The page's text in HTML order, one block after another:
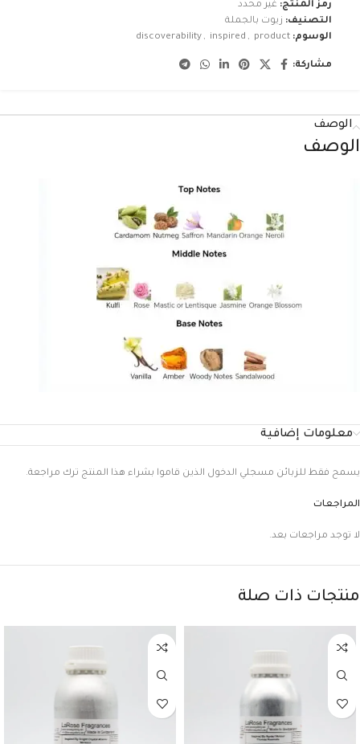
رمز المنتج: غير محدد
التصنيف: زيوت بالجملة
الوسوم:
discoverability , inspired , product
مشاركة:
الوصف
الوصف
معلومات إضافية
المراجعات
لا توجد مراجعات بعد.
يسمح فقط للزبائن مسجلي الدخول الذين قاموا بشراء هذا المنتج ترك مراجعة.
منتجات ذات صلة